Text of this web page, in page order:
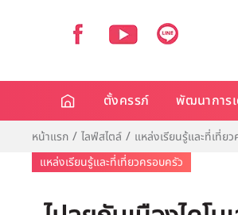
ตั้งครรภ์ พัฒนาการ
หน้าแรก ไลฟ์สไตล์ แหล่งเรียนรู้และที่เที่ย
แหล่งเรียนรู้และที่เที่ยวครอบครัว